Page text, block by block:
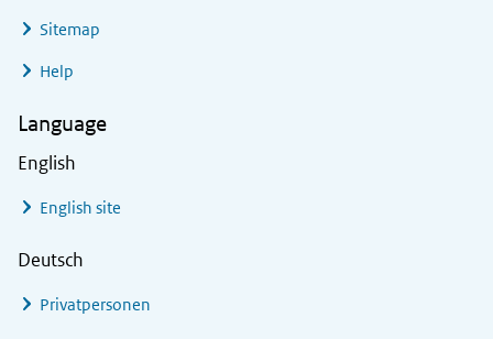
Sitemap
Help
Language
English
English site
Deutsch
Privatpersonen